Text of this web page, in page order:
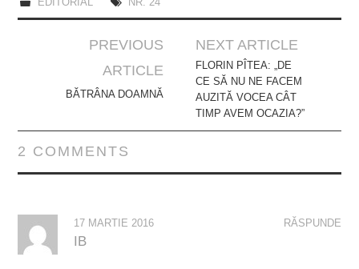
navigation
PREVIOUS
ARTICLE
BĂTRÂNA DOAMNĂ
NEXT ARTICLE
FLORIN PÎTEA: „DE
CE SĂ NU NE FACEM
AUZITĂ VOCEA CÂT
TIMP AVEM OCAZIA?”
2 COMMENTS
RĂSPUNDE
17 MARTIE 2016
IB